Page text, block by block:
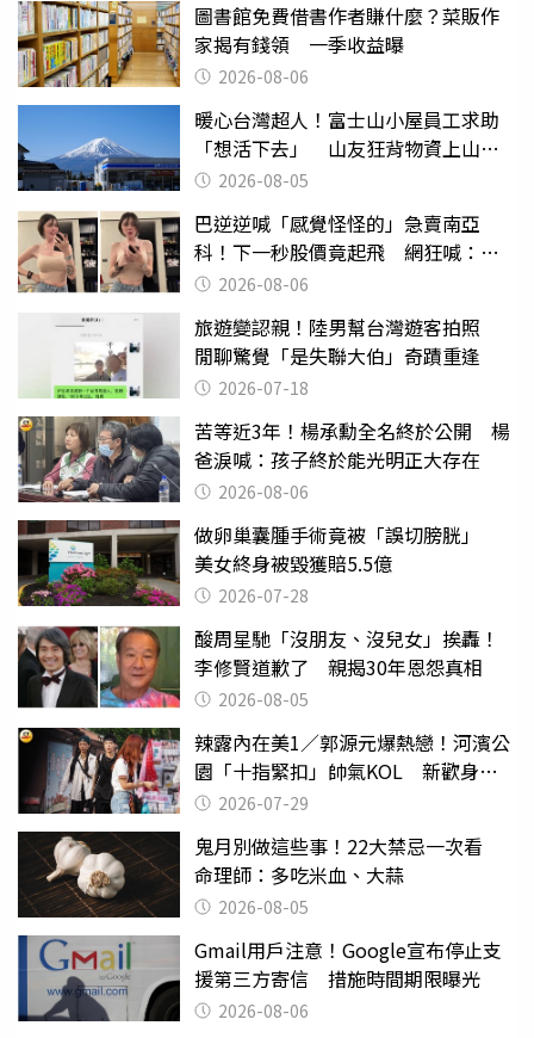
圖書館免費借書作者賺什麼？菜販作
家揭有錢領 一季收益曝
2026-08-06
暖心台灣超人！富士山小屋員工求助
「想活下去」 山友狂背物資上山：
台灣真的是寶島
2026-08-05
巴逆逆喊「感覺怪怪的」急賣南亞
科！下一秒股價竟起飛 網狂喊：大V
天龍2026-08-06
旅遊變認親！陸男幫台灣遊客拍照
閒聊驚覺「是失聯大伯」奇蹟重逢
2026-07-18
苦等近3年！楊承勳全名終於公開 楊
爸淚喊：孩子終於能光明正大存在
2026-08-06
做卵巢囊腫手術竟被「誤切膀胱」
美女終身被毀獲賠5.5億
2026-07-28
酸周星馳「沒朋友、沒兒女」挨轟！
李修賢道歉了 親揭30年恩怨真相
2026-08-05
辣露內在美1／郭源元爆熱戀！河濱公
園「十指緊扣」帥氣KOL 新歡身份
曝光2026-07-29
鬼月別做這些事！22大禁忌一次看
命理師：多吃米血、大蒜
2026-08-05
Gmail用戶注意！Google宣布停止支
援第三方寄信 措施時間期限曝光
2026-08-06